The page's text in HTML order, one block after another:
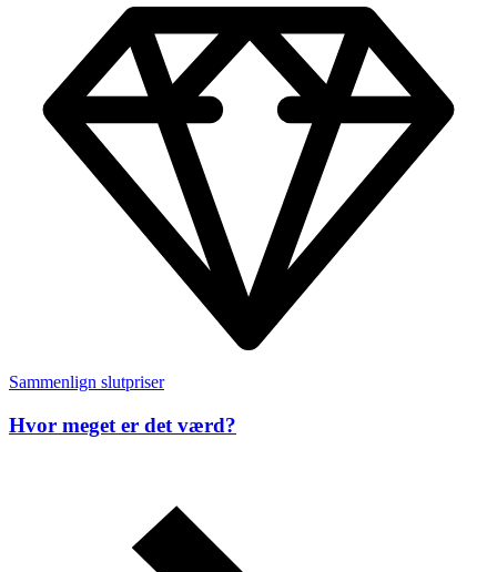
Sammenlign slutpriser
Hvor meget er det værd?